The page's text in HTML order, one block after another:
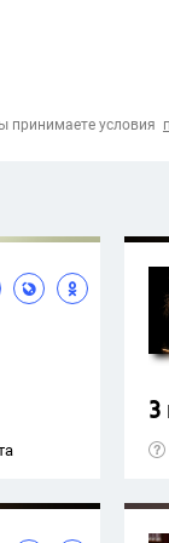
принимаете условия
3